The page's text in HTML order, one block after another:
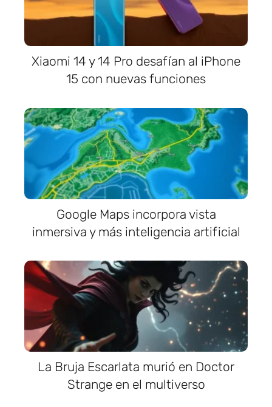
Xiaomi 14 y 14 Pro desafían al iPhone
15 con nuevas funciones
Google Maps incorpora vista
inmersiva y más inteligencia artificial
La Bruja Escarlata murió en Doctor
Strange en el multiverso